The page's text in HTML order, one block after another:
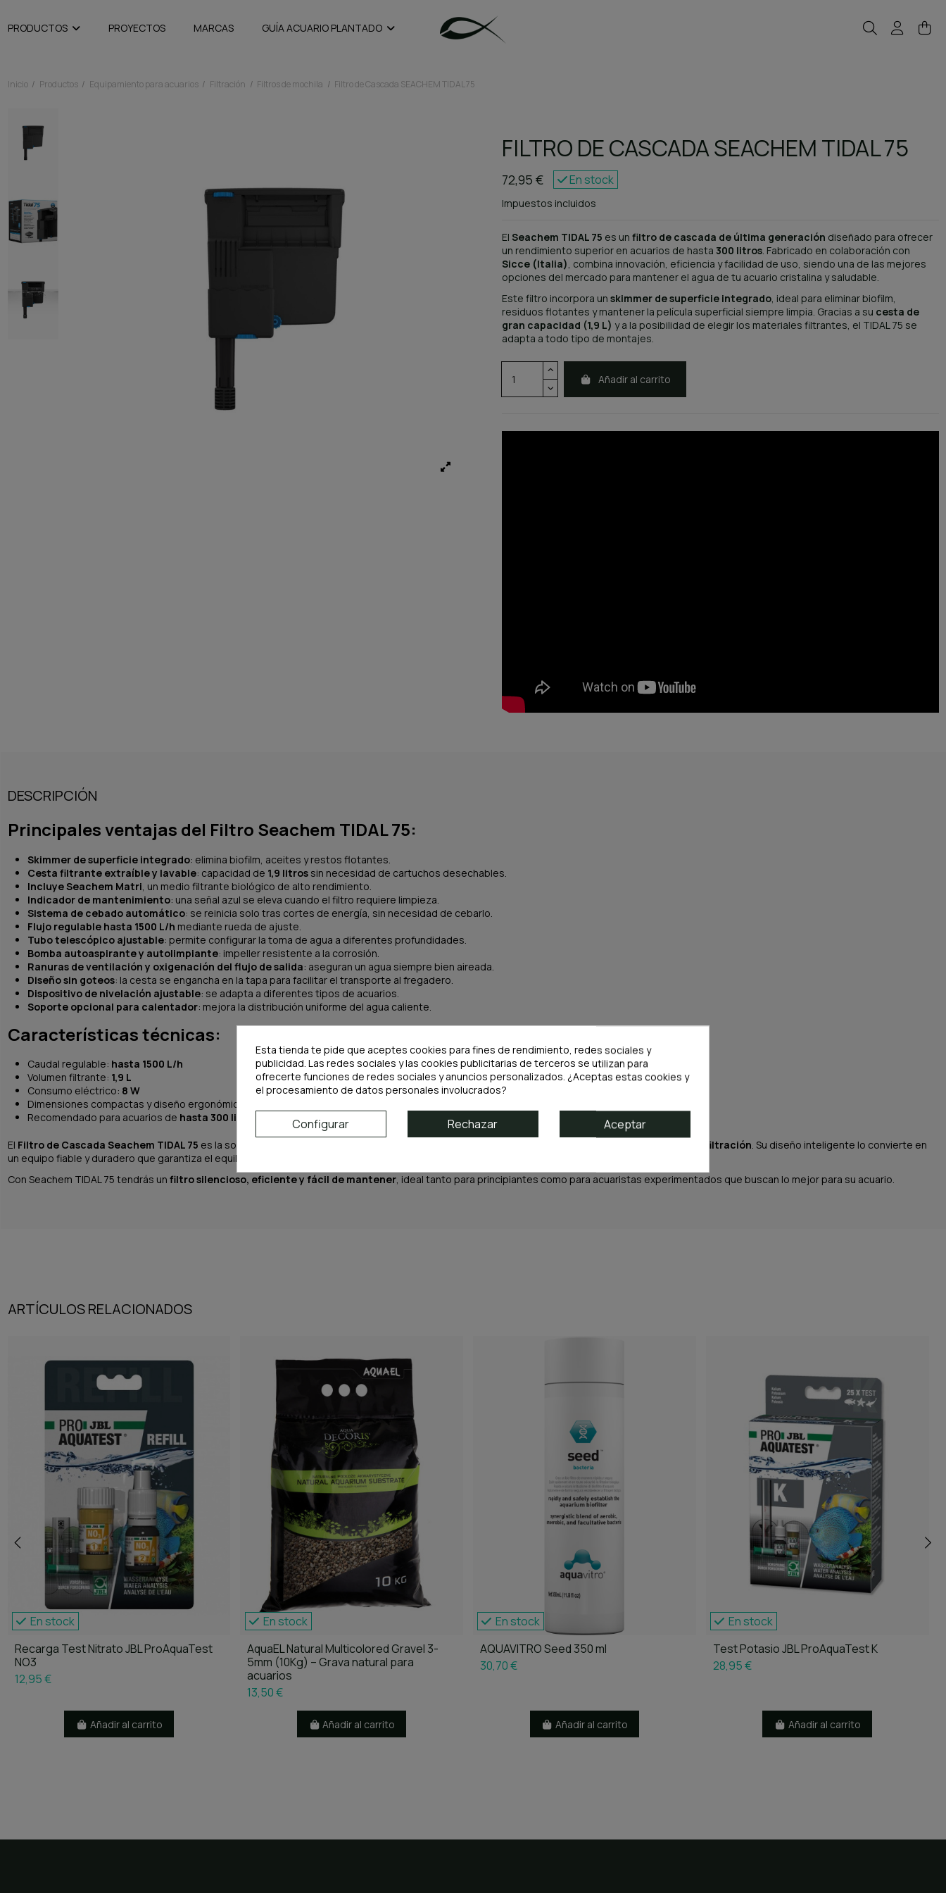
PRODUCTOS PROYECTOS MARCAS GUÍA ACUARIO PLANTADO
Inicio Productos Equipamiento para acuarios Filtración Filtros de mochila Filtro de Cascada SEACHEM TIDAL 75
FILTRO DE CASCADA SEACHEM TIDAL 75
72,95 € En stock
Impuestos incluidos
El Seachem TIDAL 75 es un filtro de cascada de última generación diseñado para ofrecer
un rendimiento superior en acuarios de hasta 300 litros. Fabricado en colaboración con
Sicce (Italia) , combina innovación, eficiencia y facilidad de uso, siendo una de las mejores
opciones del mercado para mantener el agua de tu acuario cristalina y saludable.
Este filtro incorpora un skimmer de superficie integrado, ideal para eliminar biofilm,
residuos flotantes y mantener la película superficial siempre limpia. Gracias a su cesta de
gran capacidad (1,9 L) y a la posibilidad de elegir los materiales filtrantes, el TIDAL 75 se
adapta a todo tipo de montajes.
Añadir al carrito
DESCRIPCIÓN
Principales ventajas del Filtro Seachem TIDAL 75:
Skimmer de superficie integrado: elimina biofilm, aceites y restos flotantes.
Cesta filtrante extraíble y lavable: capacidad de 1,9 litrossin necesidad de cartuchos desechables.
Incluye Seachem Matri, un medio filtrante biológico de alto rendimiento.
Indicador de mantenimiento: una señal azul se eleva cuando el filtro requiere limpieza.
Sistema de cebado automático: se reinicia solo tras cortes de energía, sin necesidad de cebarlo.
Flujo regulable hasta 1500 L/h mediante rueda de ajuste.
Tubo telescópico ajustable: permite configurar la toma de agua a diferentes profundidades.
Bomba autoaspirante y autolimpiante: impeller resistente a la corrosión.
Ranuras de ventilación y oxigenación del flujo de salida: aseguran un agua siempre bien aireada.
Diseño sin goteos: la cesta se engancha en la tapa para facilitar el transporte al fregadero.
Dispositivo de nivelación ajustable: se adapta a diferentes tipos de acuarios.
Soporte opcional para calentador: mejora la distribución uniforme del agua caliente.
Características técnicas:
Caudal regulable: hasta 1500 L/h
Volumen filtrante: 1,9 L
Consumo eléctrico: 8 W
Dimensiones compactas y diseño ergonómico
Recomendado para acuarios de hasta 300 litros
El Filtro de Cascada Seachem TIDAL 75 es la solución perfecta para quienes buscan potencia, facilidad de mantenimiento y máxima calidad de filtración . Su diseño inteligente lo convierte en
un equipo fiable y duradero que garantiza el equilibrio del ecosistema acuático.
Con Seachem TIDAL 75 tendrás un filtro silencioso, eficiente y fácil de mantener, ideal tanto para principiantes como para acuaristas experimentados que buscan lo mejor para su acuario.
ARTÍCULOS RELACIONADOS
En stock
Recarga Test Nitrato JBL ProAquaTest
NO3
12,95 €
Añadir al carrito
En stock
AquaEL Natural Multicolored Gravel 3-
5mm (10Kg) – Grava natural para
acuarios
13,50 €
Añadir al carrito
En stock
AQUAVITRO Seed 350 ml
30,70 €
Añadir al carrito
En stock
Test Potasio JBL ProAquaTest K
28,95 €
Añadir al carrito
Esta tienda te pide que aceptes cookies para fines de rendimiento, redes sociales y
publicidad. Las redes sociales y las cookies publicitarias de terceros se utilizan para
ofrecerte funciones de redes sociales y anuncios personalizados. ¿Aceptas estas cookies y
el procesamiento de datos personales involucrados?
Configurar Rechazar Aceptar